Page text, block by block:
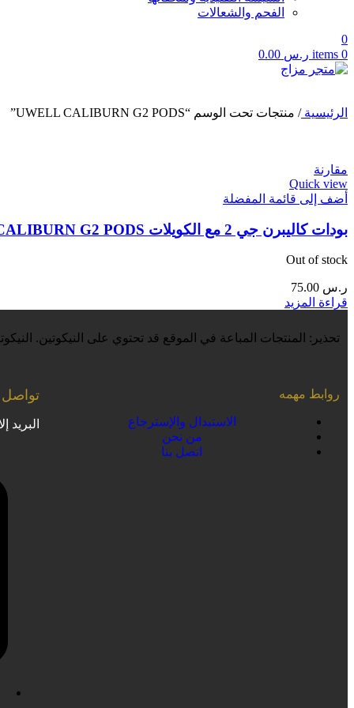
الفحم والشعالات
0
0
items ر.س
الرئيسية/ منتجات تحت الوسم “UWELL CALIBURN G2 PODS”
مقارنة
Quick view
أضف إلى قائمة المفضلة
بودات كاليبرن جي 2 مع الكويلات UWELL CALIBURN G2 PODS
Out of stock
ر.س
قراءة المزيد
تحذير: المنتجات المباعة في الموقع قد تحتوي على النيكوتين.
روابط مهمه
الاستبدال والإسترجاع
من نحن
اتصل بنا
تواصل
البريد